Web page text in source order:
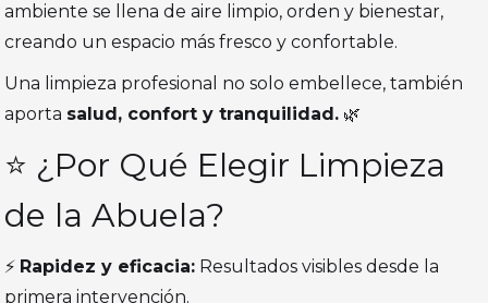
ambiente se llena de aire limpio, orden y bienestar,
creando un espacio más fresco y confortable.
Una limpieza profesional no solo embellece, también
aporta salud, confort y tranquilidad. 🌿
⭐ ¿Por Qué Elegir Limpieza
de la Abuela?
⚡ Rapidez y eficacia: Resultados visibles desde la
primera intervención.